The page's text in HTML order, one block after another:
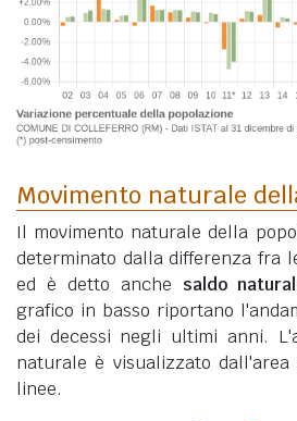
Movimento naturale
Il movimento naturale della
determinato dalla differenza fra
ed è detto anche saldo
grafico in basso riportano
dei decessi negli ultimi anni.
naturale è visualizzato
linee.